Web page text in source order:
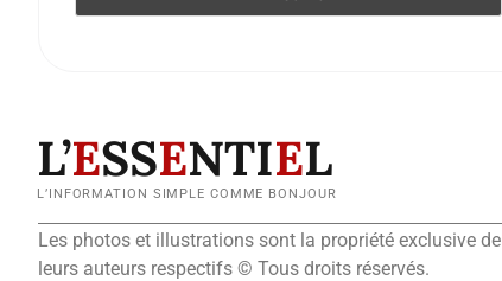
L’ESSENTIEL
L’INFORMATION SIMPLE COMME BONJOUR
Les photos et illustrations sont la propriété exclusive de
leurs auteurs respectifs © Tous droits réservés.